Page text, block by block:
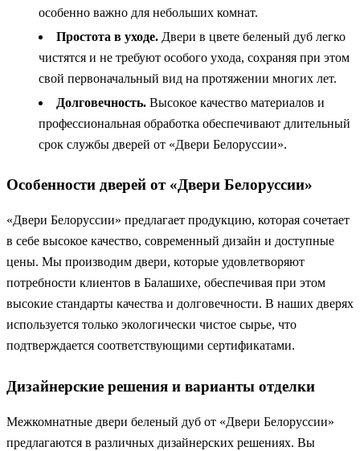
особенно важно для небольших комнат.
Простота в уходе. Двери в цвете беленый дуб легко
чистятся и не требуют особого ухода, сохраняя при этом
свой первоначальный вид на протяжении многих лет.
Долговечность. Высокое качество материалов и
профессиональная обработка обеспечивают длительный
срок службы дверей от «Двери Белоруссии».
Особенности дверей от «Двери Белоруссии»
«Двери Белоруссии» предлагает продукцию, которая сочетает
в себе высокое качество, современный дизайн и доступные
цены. Мы производим двери, которые удовлетворяют
потребности клиентов в Балашихе, обеспечивая при этом
высокие стандарты качества и долговечности. В наших дверях
используется только экологически чистое сырье, что
подтверждается соответствующими сертификатами.
Дизайнерские решения и варианты отделки
Межкомнатные двери беленый дуб от «Двери Белоруссии»
предлагаются в различных дизайнерских решениях. Вы